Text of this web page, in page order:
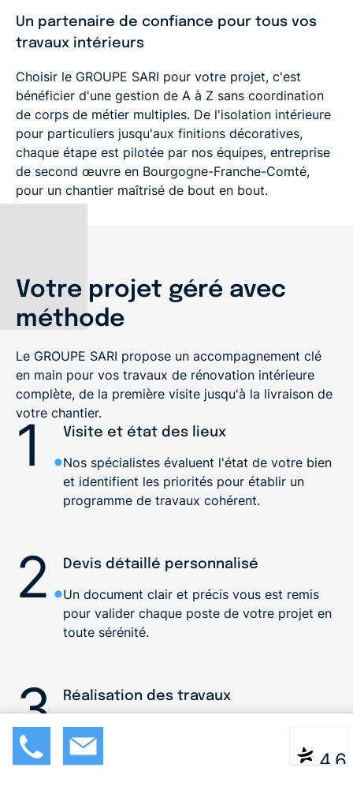
08 05 0* ** **
4,6
Un partenaire de confiance pour tous vos
travaux intérieurs
Choisir le GROUPE SARI pour votre projet, c'est
bénéficier d'une gestion de A à Z sans coordination
de corps de métier multiples. De l'isolation intérieure
pour particuliers jusqu'aux finitions décoratives,
chaque étape est pilotée par nos équipes, entreprise
de second œuvre en Bourgogne-Franche-Comté,
pour un chantier maîtrisé de bout en bout.
Votre projet géré avec
méthode
Le GROUPE SARI propose un accompagnement clé
en main pour vos travaux de rénovation intérieure
complète, de la première visite jusqu'à la livraison de
votre chantier.
1 .Visite et état des lieux
Nos spécialistes évaluent l'état de votre bien
et identifient les priorités pour établir un
programme de travaux cohérent.
2.Devis détaillé personnalisé
Un document clair et précis vous est remis
pour valider chaque poste de votre projet en
toute sérénité.
3.Réalisation des travaux
Nos équipes interviennent selon l'ordre
logique du chantier, des travaux
préparatoires jusqu'aux dernières finitions.